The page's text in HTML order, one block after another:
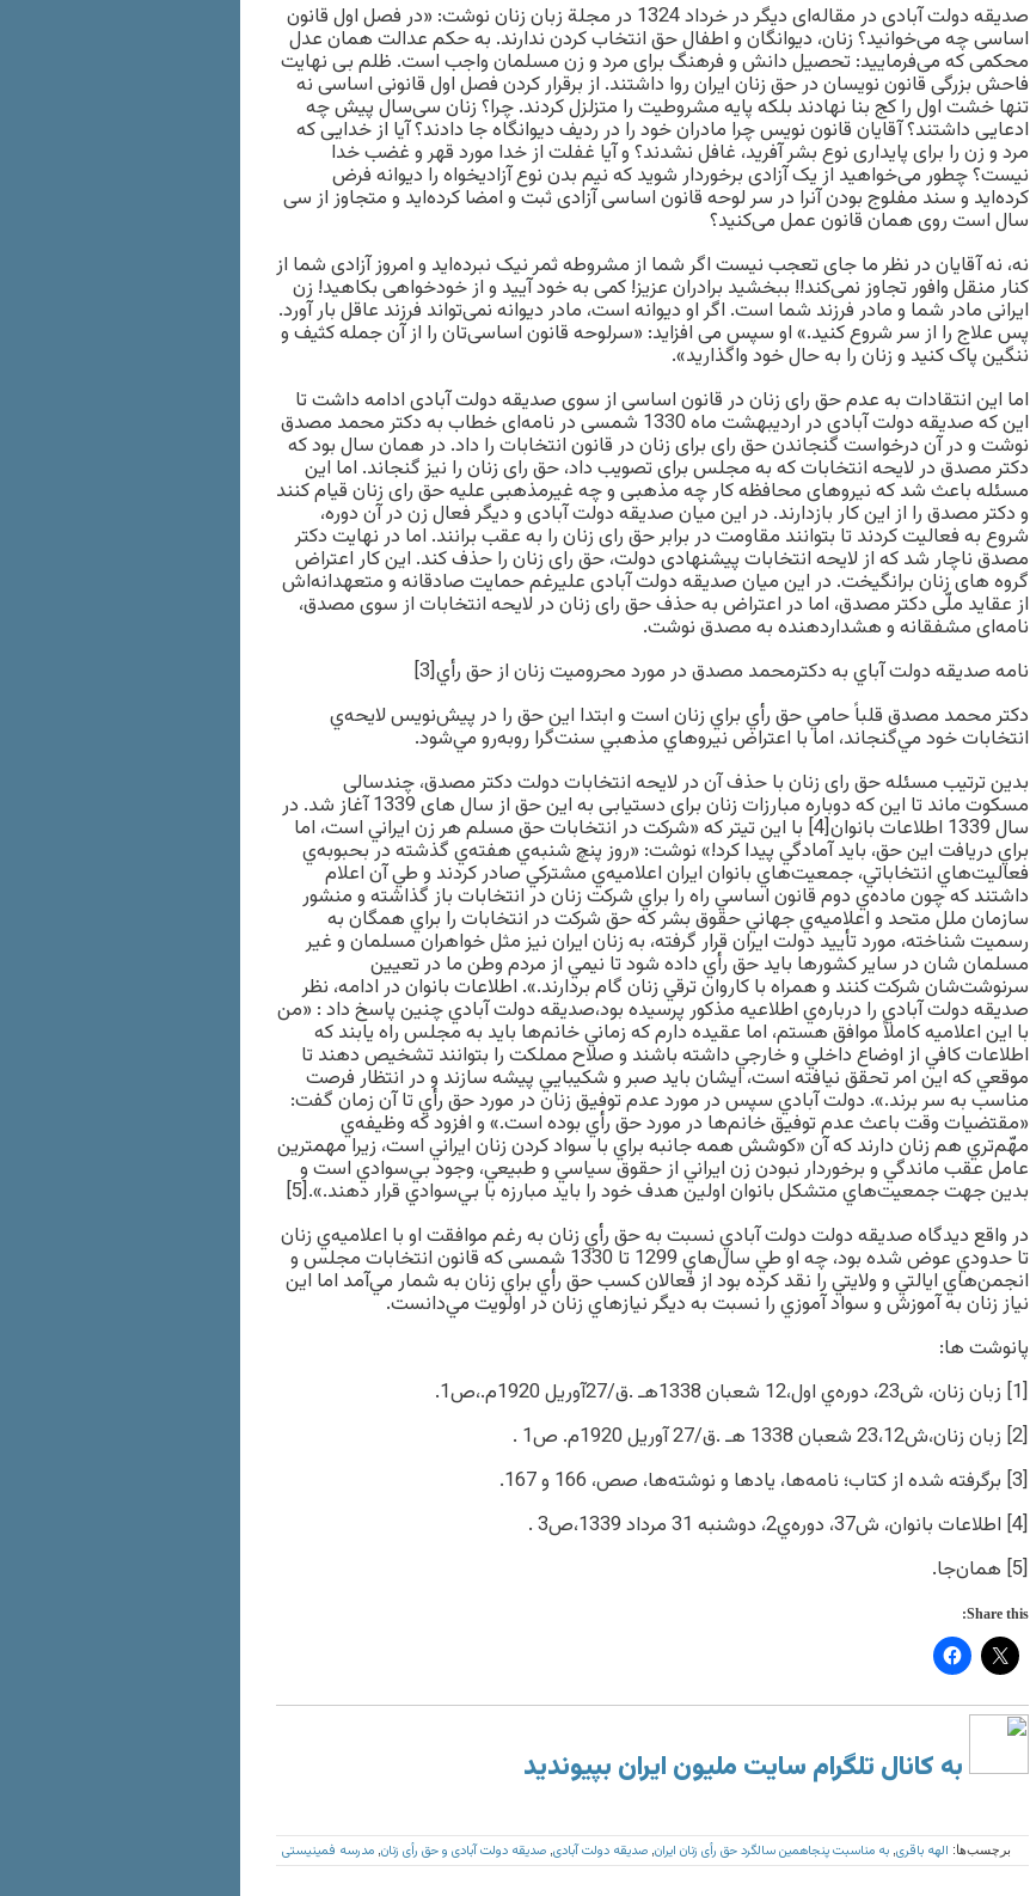
صدیقه دولت آبادی در مقاله‌ای دیگر در خرداد 1324 در مجلة زبان زنان نوشت: «در فصل اول قانون
اساسی چه‌ می‌خوانید؟ زنان، دیوانگان و اطفال حق انتخاب کردن ندارند. به حکم عدالت همان عدل
محکمی که می‌فرمایید: تحصیل دانش و فرهنگ برای مرد و زن مسلمان واجب است. ظلم بی نهایت
فاحش بزرگی قانون نویسان در حق زنان ایران روا داشتند. از برقرار کردن فصل اول قانونی اساسی نه
تنها خشت اول را کج بنا نهادند بلکه پایه مشروطیت را متزلزل کردند. چرا؟ زنان سی‌سال پیش چه
ادعایی داشتند؟ آقایان قانون نویس چرا مادران خود را در ردیف دیوانگاه جا دادند؟ آیا از خدایی که
مرد و زن را برای پایداری نوع بشر آفرید، غافل نشدند؟ و آیا غفلت از خدا مورد قهر و غضب خدا
نیست؟ چطور می‌خواهید از یک آزادی برخوردار شوید که نیم بدن نوع آزادیخواه را دیوانه فرض
کرده‌اید و سند مفلوج بودن آنرا در سر لوحه قانون اساسی آزادی ثبت و امضا کرده‌اید و متجاوز از سی
سال است روی همان قانون عمل می‌کنید؟
نه، نه آقایان در نظر ما جای تعجب نیست اگر شما از مشروطه ثمر نیک نبرده‌اید و امروز آزادی شما از
کنار منقل وافور تجاوز نمی‌کند!! ببخشید برادران عزیز! کمی به خود آیید و از خودخواهی بکاهید! زن
ایرانی مادر شما و مادر فرزند شما است. اگر او دیوانه است، مادر دیوانه نمی‌تواند فرزند عاقل بار آورد.
پس علاج را از سر شروع کنید.» او سپس می افزاید: «سرلوحه قانون اساسی‌تان را از آن جمله کثیف و
ننگین پاک کنید و زنان را به حال خود واگذارید».
اما این انتقادات به عدم حق رای زنان در قانون اساسی از سوی صدیقه دولت آبادی ادامه داشت تا
این که صدیقه دولت آبادی در ارديبهشت ماه 1330 شمسی در نامه‌ای خطاب به دکتر محمد مصدق
نوشت و در آن درخواست گنجاندن حق رای برای زنان در قانون انتخابات را داد. در همان سال بود که
دکتر مصدق در لایحه انتخابات که به مجلس برای تصویب داد، حق رای زنان را نیز گنجاند. اما این
مسئله باعث شد که نیروهای محافظه کار چه مذهبی و چه غیرمذهبی علیه حق رای زنان قیام کنند
و دکتر مصدق را از این کار بازدارند. در این میان صدیقه دولت آبادی و دیگر فعال زن در آن دوره،
شروع به فعالیت کردند تا بتوانند مقاومت در برابر حق رای زنان را به عقب برانند. اما در نهایت دکتر
مصدق ناچار شد که از لایحه انتخابات پیشنهادی دولت، حق رای زنان را حذف کند. این کار اعتراض
گروه های زنان برانگیخت. در این میان صديقه دولت آبادی عليرغم حمايت صادقانه و متعهدانه‌اش
از عقايد ملّی دکتر مصدق، اما در اعتراض به حذف حق رای زنان در لايحه انتخابات از سوی مصدق،
نامه‌ای مشفقانه و هشداردهنده به مصدق نوشت.
نامه‌ صديقه دولت آباي به دكترمحمد مصدق در مورد محروميت زنان از حق رأي[3]
دكتر محمد مصدق قلباً حامي حق رأي براي زنان است و ابتدا اين حق را در پيش‌نويس لايحه‌ي
انتخابات خود مي‌گنجاند، اما با اعتراض نيروهاي مذهبي سنت‌گرا روبه‌رو مي‌شود.
بدین ترتیب مسئله حق رای زنان با حذف آن در لایحه انتخابات دولت دکتر مصدق، چندسالی
مسکوت ماند تا این که دوباره مبارزات زنان برای دستیابی به این حق از سال های 1339 آغاز شد. در
سال 1339 اطلاعات بانوان[4] با اين تيتر كه «شركت در انتخابات حق مسلم هر زن ايراني است، اما
براي دريافت اين حق، بايد آمادگي پيدا كرد!» نوشت: «روز پنچ شنبه‌ي هفته‌ي گذشته در بحبوبه‌ي
فعاليت‌هاي انتخاباتي، جمعيت‌هاي بانوان ايران اعلاميه‌ي مشتركي صادر كردند و طي آن اعلام
داشتند كه چون ماده‌ي دوم قانون اساسي راه را براي شركت زنان در انتخابات باز گذاشته و منشور
سازمان ملل متحد و اعلاميه‌ي جهاني حقوق بشر كه حق شركت در انتخابات را براي همگان به
رسميت شناخته، مورد تأييد دولت ايران قرار گرفته، به زنان ايران نيز مثل خواهران مسلمان و غير
مسلمان شان در ساير كشورها بايد حق رأي داده شود تا نيمي از مردم وطن ما در تعيين
سرنوشت‌شان شركت كنند و همراه با كاروان ترقي زنان گام بردارند.». اطلاعات بانوان در ادامه، نظر
صديقه دولت آبادي را درباره‌ي اطلاعيه مذكور پرسيده بود،صديقه دولت آبادي چنين پاسخ داد : «من
با اين اعلاميه كاملاً موافق هستم، اما عقيده دارم كه زماني خانم‌ها بايد به مجلس راه يابند كه
اطلاعات كافي از اوضاع داخلي و خارجي داشته باشند و صلاح مملكت را بتوانند تشخيص دهند تا
موقعي كه اين امر تحقق نيافته است، ايشان بايد صبر و شكيبايي پيشه سازند و در انتظار فرصت
مناسب به سر برند.». دولت آبادي سپس در مورد عدم توفيق زنان در مورد حق رأي تا آن زمان گفت:
«مقتضيات وقت باعث عدم توفيق خانم‌ها در مورد حق رأي بوده است.» و افزود كه وظيفه‌ي
مهّم‌تري هم زنان دارند كه آن «كوشش همه جانبه براي با سواد كردن زنان ايراني است، زيرا مهمترين
عامل عقب ماندگي و برخوردار نبودن زن ايراني از حقوق سياسي و طبيعي، وجود بي‌سوادي است و
بدين جهت جمعيت‌هاي متشكل بانوان اولين هدف خود را بايد مبارزه با بي‌سوادي قرار دهند.».[5]
در واقع ديدگاه صدیقه دولت دولت آبادي نسبت به حق رأي زنان به رغم موافقت او با اعلاميه‌ي زنان
تا حدودي عوض شده بود، چه او طي سال‌هاي 1299 تا 1330 شمسی كه قانون انتخابات مجلس و
انجمن‌هاي ايالتي و ولايتي را نقد كرده بود از فعالان كسب حق رأي براي زنان به شمار مي‌آمد اما اين
نياز زنان به آموزش و سواد آموزي را نسبت به ديگر نيازهاي زنان در اولويت مي‌دانست.
پانوشت ها:
[1] زبان زنان، ش23،‏ دوره‌ي اول،12 شعبان 1338هـ .ق/27آوريل 1920م.،ص1.
[2] زبان زنان،ش23،12 شعبان 1338 هـ .ق/27 آوريل 1920م. ص1 .
[3] برگرفته شده از كتاب؛ نامه‌ها، يادها و نوشته‌ها، صص، 166 و 167.
[4] اطلاعات بانوان، ش37،‏ دوره‌ي2‏، دوشنبه 31 مرداد 1339،ص3 .
[5] همان‌جا.
Share this:
به کانال تلگرام سایت ملیون ایران بپیوندید
برچسب‌ها: الهه باقری به مناسبت پنجاهمین سالگرد حق رأی زنان ایران صدیقه دولت آبادی صدیقه دولت آبادی و حق رأی زنان مدرسه فمینیستی